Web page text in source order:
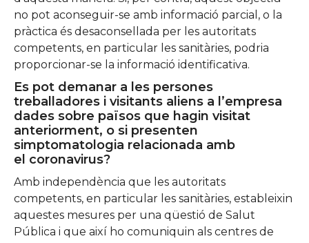
no pot aconseguir-se amb informació parcial, o la
pràctica és desaconsellada per les autoritats
competents, en particular les sanitàries, podria
proporcionar-se la informació identificativa.
Es pot demanar a les persones
treballadores i visitants aliens a l’empresa
dades sobre països que hagin visitat
anteriorment, o si presenten
simptomatologia relacionada amb
el coronavirus?
Amb independència que les autoritats
competents, en particular les sanitàries, estableixin
aquestes mesures per una qüestió de Salut
Pública i que així ho comuniquin als centres de